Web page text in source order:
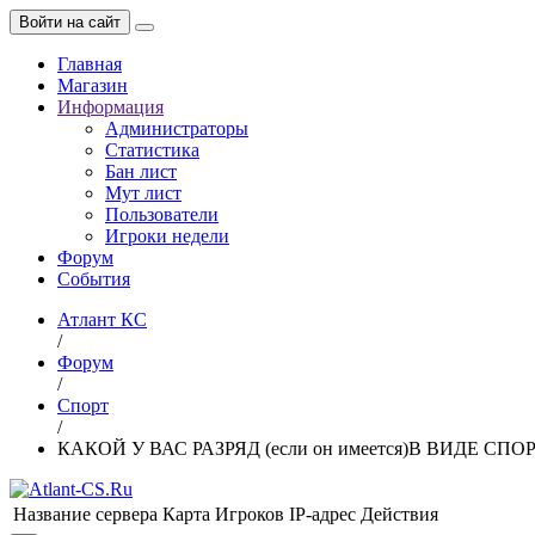
Войти на сайт
Главная
Магазин
Информация
Администраторы
Статистика
Бан лист
Мут лист
Пользователи
Игроки недели
Форум
События
Атлант КС
/
Форум
/
Спорт
/
КАКОЙ У ВАС РАЗРЯД (если он имеется)В ВИДЕ
Название сервера Карта Игроков IP-адрес Действия